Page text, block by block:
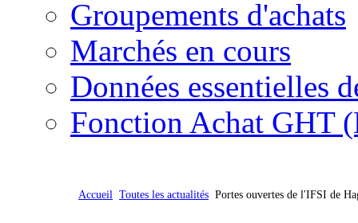
Groupements d'achats
Marchés en cours
Données essentielles
Fonction Achat GHT
Accueil Toutes les actualités Portes ouvertes de l'IFSI de